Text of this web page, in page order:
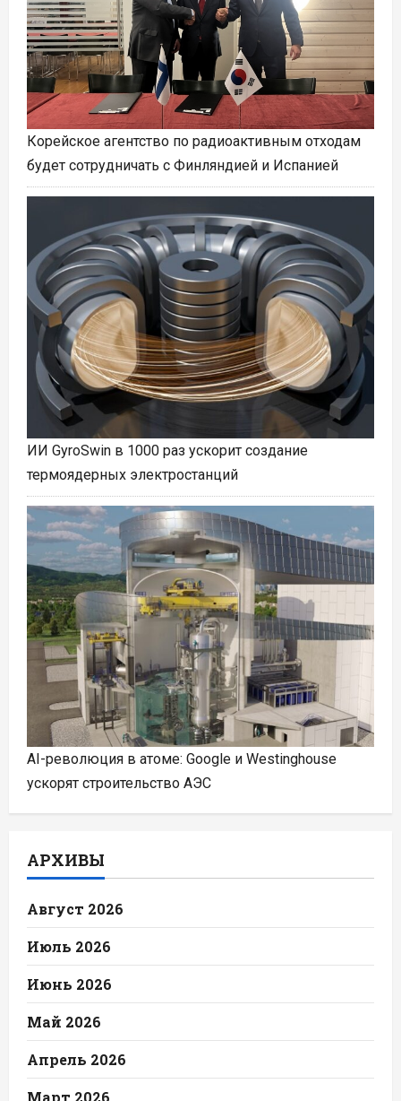
Корейское агентство по радиоактивным отходам
будет сотрудничать с Финляндией и Испанией
ИИ GyroSwin в 1000 раз ускорит создание
термоядерных электростанций
AI-революция в атоме: Google и Westinghouse
ускорят строительство АЭС
АРХИВЫ
Август 2026
Июль 2026
Июнь 2026
Май 2026
Апрель 2026